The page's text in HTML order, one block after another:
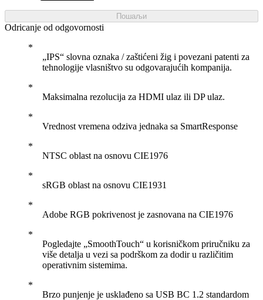
Пошаљи
Odricanje od odgovornosti
„IPS“ slovna oznaka / zaštićeni žig i povezani patenti za
tehnologije vlasništvo su odgovarajućih kompanija.
Maksimalna rezolucija za HDMI ulaz ili DP ulaz.
Vrednost vremena odziva jednaka sa SmartResponse
NTSC oblast na osnovu CIE1976
sRGB oblast na osnovu CIE1931
Adobe RGB pokrivenost je zasnovana na CIE1976
Pogledajte „SmoothTouch“ u korisničkom priručniku za
više detalja u vezi sa podrškom za dodir u različitim
operativnim sistemima.
Brzo punjenje je usklađeno sa USB BC 1.2 standardom